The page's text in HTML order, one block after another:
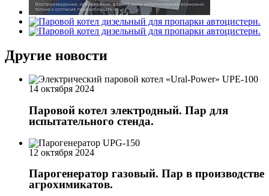
Другие новости
14 октября 2024
Паровой котел электродный. Пар для
испытательного стенда.
12 октября 2024
Парогенератор газовый. Пар в производстве
агрохимикатов.